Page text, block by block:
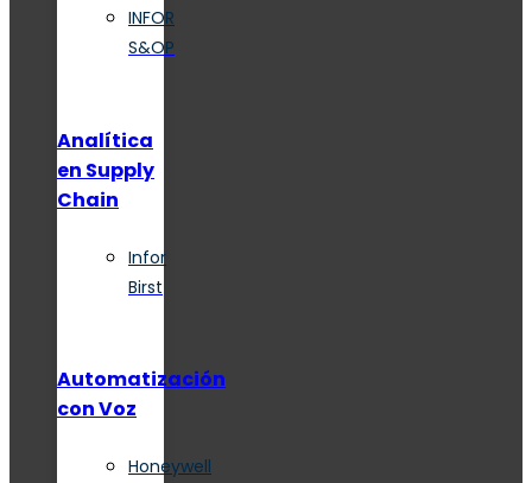
INFOR
S&OP
Analítica
en Supply
Chain
Infor
Birst
Automatización
con Voz
Honeywell